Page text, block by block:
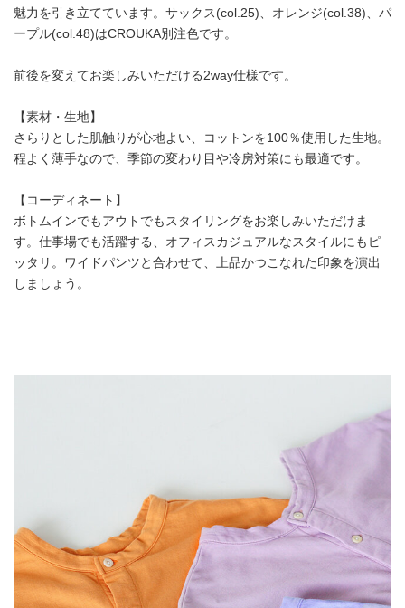
魅力を引き立てています。サックス(col.25)、オレンジ(col.38)、パ
ープル(col.48)はCROUKA別注色です。
前後を変えてお楽しみいただける2way仕様です。
【素材・生地】
さらりとした肌触りが心地よい、コットンを100％使用した生地。
程よく薄手なので、季節の変わり目や冷房対策にも最適です。
【コーディネート】
ボトムインでもアウトでもスタイリングをお楽しみいただけま
す。仕事場でも活躍する、オフィスカジュアルなスタイルにもピ
ッタリ。ワイドパンツと合わせて、上品かつこなれた印象を演出
しましょう。